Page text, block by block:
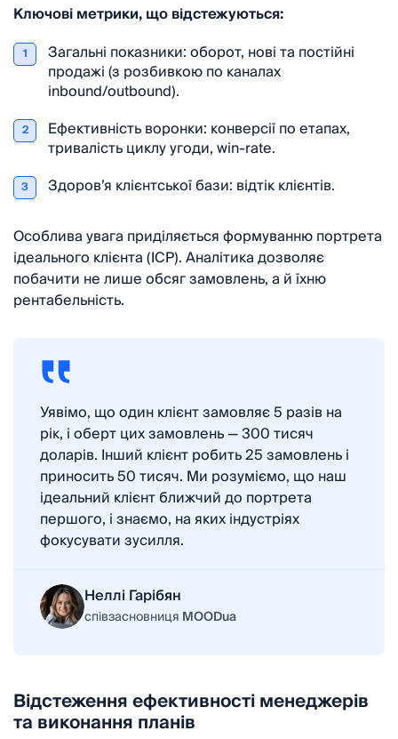
Ключові метрики, що відстежуються:
1 Загальні показники: оборот, нові та постійні
продажі (з розбивкою по каналах
inbound/outbound).
2 Ефективність воронки: конверсії по етапах,
тривалість циклу угоди, win-rate.
3 Здоров’я клієнтської бази: відтік клієнтів.
Особлива увага приділяється формуванню портрета
ідеального клієнта (ICP). Аналітика дозволяє
побачити не лише обсяг замовлень, а й їхню
рентабельність.
Уявімо, що один клієнт замовляє 5 разів на
рік, і оберт цих замовлень — 300 тисяч
доларів. Інший клієнт робить 25 замовлень і
приносить 50 тисяч. Ми розуміємо, що наш
ідеальний клієнт ближчий до портрета
першого, і знаємо, на яких індустріях
фокусувати зусилля.
Неллі Гарібян
співзасновниця MOODua
Відстеження ефективності менеджерів
та виконання планів